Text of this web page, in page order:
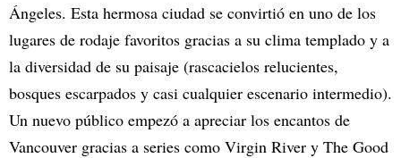
Ángeles. Esta hermosa ciudad se convirtió en uno de los
lugares de rodaje favoritos gracias a su clima templado y a
la diversidad de su paisaje (rascacielos relucientes,
bosques escarpados y casi cualquier escenario intermedio).
Un nuevo público empezó a apreciar los encantos de
Vancouver gracias a series como Virgin River y The Good